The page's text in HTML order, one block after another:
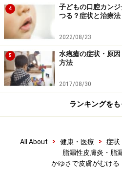
4
子どもの口腔カン
つる？症状と治療法
2022/08/23
5
水疱瘡の症状・原
方法
2017/08/30
ランキングを
All About > 健康・医療 > 症状
脂漏性皮膚炎・脂
かゆさで皮膚がむける